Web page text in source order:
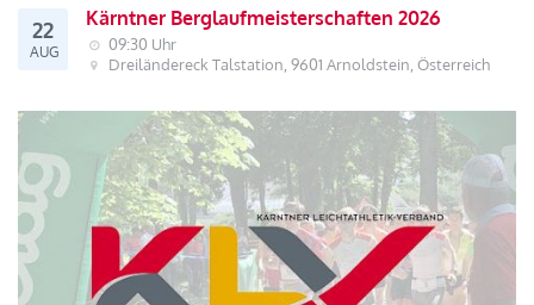
22
AUG
Kärntner Berglaufmeisterschaften 2026
09:30 Uhr
Dreiländereck Talstation, 9601 Arnoldstein, Österreich